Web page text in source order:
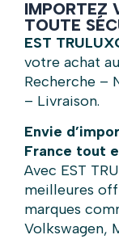
IMPORTEZ
TOUTE
EST
votre achat
Recherche –
– Livraison.
Envie
France tout
Avec EST
meilleures
marques
Volkswagen,